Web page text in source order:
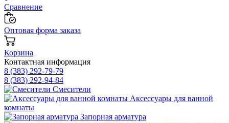
Сравнение
Оптовая форма заказа
Корзина
Контактная информация
8 (383) 292-79-79
8 (383) 292-94-84
Смесители
Аксессуары для ванной
комнаты
Запорная арматура